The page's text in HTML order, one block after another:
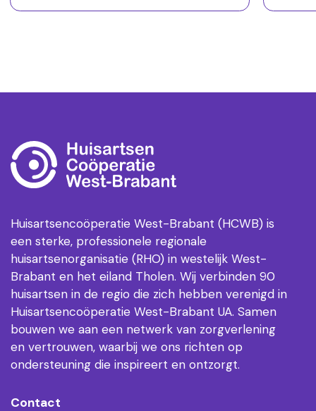
het Regionaal Monitoring- en
trajecten? Dan maken we graag
Huisartsencoöperatie West-Brabant (HCWB) is
een sterke, professionele regionale
huisartsenorganisatie (RHO) in westelijk West-
Brabant en het eiland Tholen. Wij verbinden 90
huisartsen in de regio die zich hebben verenigd in
Huisartsencoöperatie West-Brabant UA. Samen
bouwen we aan een netwerk van zorgverlening
en vertrouwen, waarbij we ons richten op
ondersteuning die inspireert en ontzorgt.
Contact